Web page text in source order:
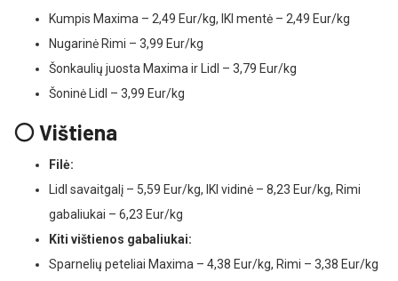
Kumpis Maxima – 2,49 Eur/kg, IKI mentė – 2,49 Eur/kg
Nugarinė Rimi – 3,99 Eur/kg
Šonkaulių juosta Maxima ir Lidl – 3,79 Eur/kg
Šoninė Lidl – 3,99 Eur/kg
⚪ Vištiena
Filė:
Lidl savaitgalį – 5,59 Eur/kg, IKI vidinė – 8,23 Eur/kg, Rimi
gabaliukai – 6,23 Eur/kg
Kiti vištienos gabaliukai:
Sparnelių peteliai Maxima – 4,38 Eur/kg, Rimi – 3,38 Eur/kg